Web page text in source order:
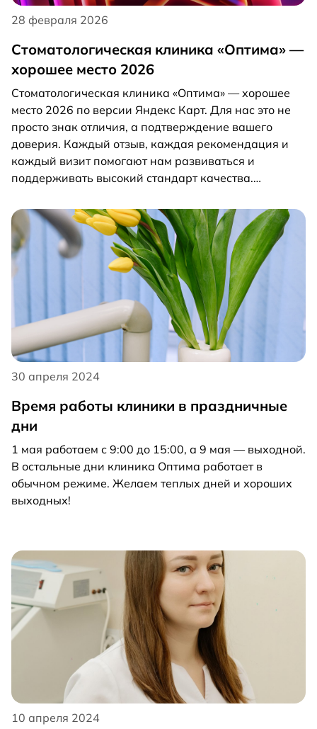
обучения — совершенствование навыков
индивидуального подбора средств гигиены и
грамотного обучения пациентов правильному уходу
за зубами и тканями, окружающими их. Философия
iTOP проста и точна: Знаю — Умею — Применяю. Мы
уверены, что здоровая улыбка начинается с
правильной гигиены. В клинике «Оптима»
профилактика — это не формальность, а системная
работа по мировым стандартам.
28 февраля 2026
Стоматологическая клиника «Оптима» —
хорошее место 2026
Стоматологическая клиника «Оптима» — хорошее
место 2026 по версии Яндекс Карт. Для нас это не
просто знак отличия, а подтверждение вашего
доверия. Каждый отзыв, каждая рекомендация и
каждый визит помогают нам развиваться и
поддерживать высокий стандарт качества.
30 апреля 2024
Время работы клиники в праздничные
дни
1 мая работаем с 9:00 до 15:00, а 9 мая — выходной.
В остальные дни клиника Оптима работает в
обычном режиме. Желаем теплых дней и хороших
выходных!
10 апреля 2024